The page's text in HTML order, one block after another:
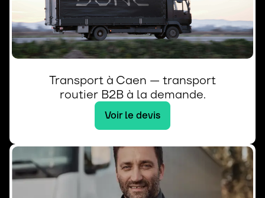
Transport à Caen — transport
routier B2B à la demande.
Voir le devis